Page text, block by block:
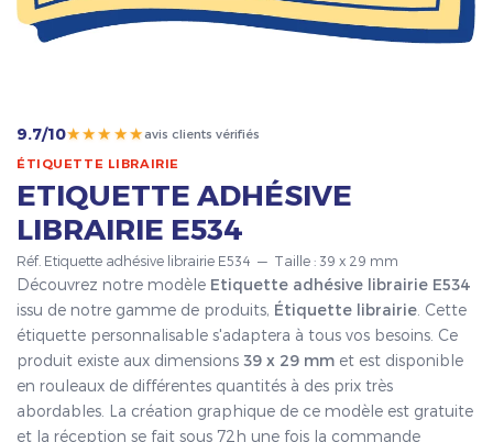
9.7/10★★★★★avis clients vérifiés
ÉTIQUETTE LIBRAIRIE
ETIQUETTE ADHÉSIVE
LIBRAIRIE E534
Réf. Etiquette adhésive librairie E534 — Taille : 39 x 29 mm
Découvrez notre modèle Etiquette adhésive librairie E534
issu de notre gamme de produits, Étiquette librairie . Cette
étiquette personnalisable s'adaptera à tous vos besoins. Ce
produit existe aux dimensions 39 x 29 mm et est disponible
en rouleaux de différentes quantités à des prix très
abordables. La création graphique de ce modèle est gratuite
et la réception se fait sous 72h une fois la commande